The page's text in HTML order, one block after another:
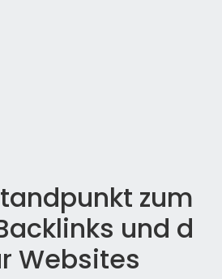
zum
und d
Websites